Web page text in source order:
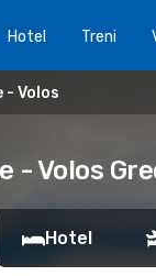
Hotel Treni
- Volos
- Volos
Hotel